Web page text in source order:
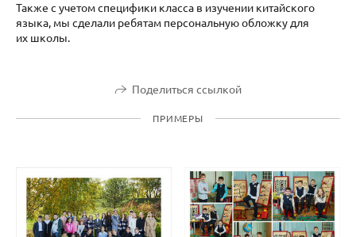
Также с учетом специфики класса в изучении китайского
языка, мы сделали ребятам персональную обложку для
их школы.
Поделиться ссылкой
ПРИМЕРЫ